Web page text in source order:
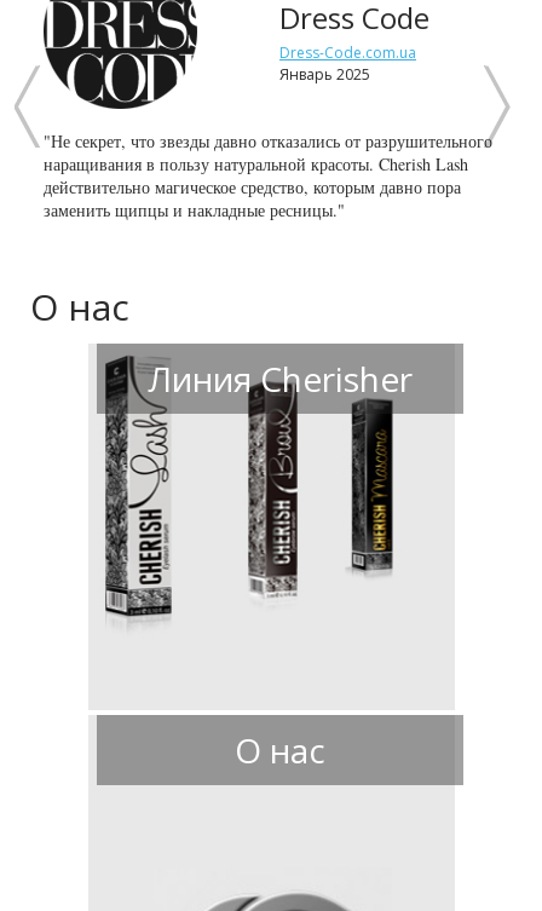
Dress Code
Dress-Code.com.ua
Январь 2025
"Не секрет, что звезды давно отказались от разрушительного
наращивания в пользу натуральной красоты. Cherish Lash
действительно магическое средство, которым давно пора
заменить щипцы и накладные ресницы."
О нас
Линия Cherisher
О нас